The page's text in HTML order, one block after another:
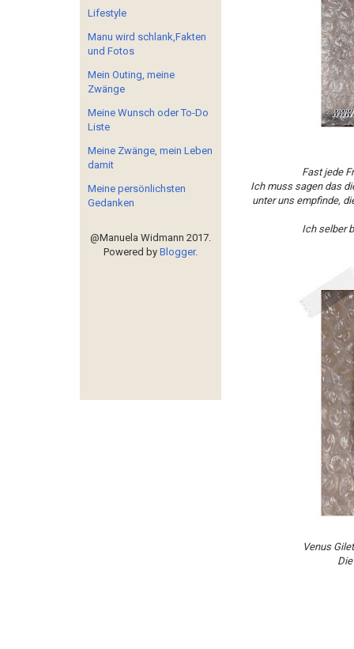
Fast jede
Ich muss sagen das
unter uns empfinde,
Ich selber
Venus
Lifestyle
Manu wird schlank,Fakten
und Fotos
Mein Outing, meine
Zwänge
Meine Wunsch oder To-Do
Liste
Meine Zwänge, mein Leben
damit
Meine persönlichsten
Gedanken
@Manuela Widmann 2017.
Powered by Blogger.